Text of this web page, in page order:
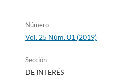
Número
Vol. 25 Núm. 01 (2019)
Sección
DE INTERÉS